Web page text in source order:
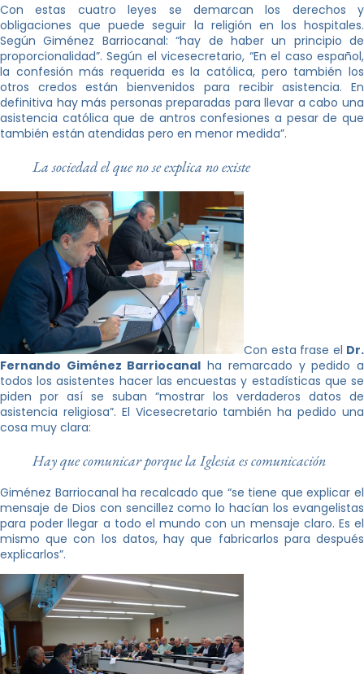
Con estas cuatro leyes se demarcan los derechos y
obligaciones que puede seguir la religión en los hospitales.
Según Giménez Barriocanal: “hay de haber un principio de
proporcionalidad”. Según el vicesecretario, “En el caso español,
la confesión más requerida es la católica, pero también los
otros credos están bienvenidos para recibir asistencia. En
definitiva hay más personas preparadas para llevar a cabo una
asistencia católica que de antros confesiones a pesar de que
también están atendidas pero en menor medida”.
La sociedad el que no se explica no existe
Con esta frase el Dr.
Fernando Giménez Barriocanal ha remarcado y pedido a
todos los asistentes hacer las encuestas y estadísticas que se
piden por así se suban “mostrar los verdaderos datos de
asistencia religiosa”. El Vicesecretario también ha pedido una
cosa muy clara:
Hay que comunicar porque la Iglesia es comunicación
Giménez Barriocanal ha recalcado que “se tiene que explicar el
mensaje de Dios con sencillez como lo hacían los evangelistas
para poder llegar a todo el mundo con un mensaje claro. Es el
mismo que con los datos, hay que fabricarlos para después
explicarlos”.